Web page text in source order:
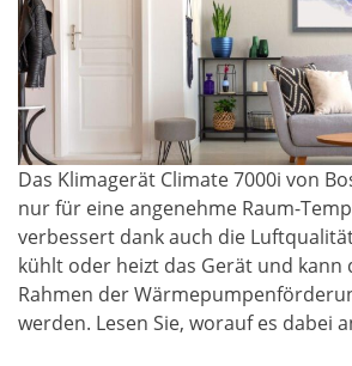
Das Klimagerät Climate 7000i von
nur für eine angenehme Raum-
verbessert dank auch die
kühlt oder heizt das Gerät und kann
Rahmen der
werden. Lesen Sie, worauf es dabei